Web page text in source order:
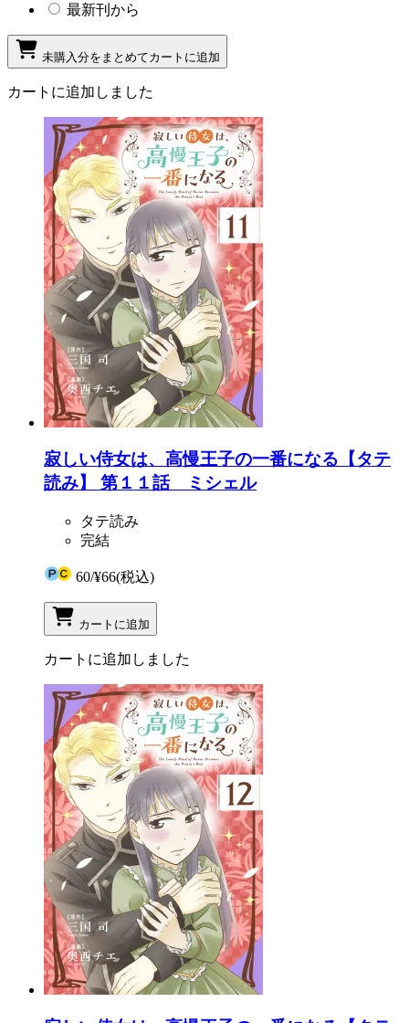
最新刊から
未購入分をまとめてカートに追加
カートに追加しました
寂しい侍女は、高慢王子の一番になる【タテ
読み】 第１１話 ミシェル
タテ読み
完結
60/¥66(税込)
カートに追加
カートに追加しました